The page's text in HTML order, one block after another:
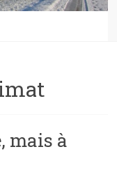
mais à